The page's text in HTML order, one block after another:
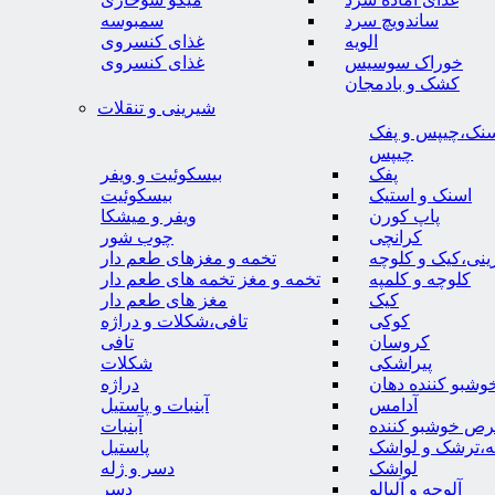
ساندویچ سرد
الویه
خوراک سوسیس
کشک و بادمجان
سمبوسه
غذای کنسروی
غذای کنسروی
شیرینی و تنقلات
و پفک
چیپس
پفک
اسنک و استیک
پاپ کورن
کرانچی
و کلوچه
کلوچه و کلمپه
کیک
کوکی
کروسان
پیراشکی
کننده دهان
آدامس
خوشبو کننده
و لواشک
لواشک
آلوچه و آلبالو
بیسکوئیت و ویفر
بیسکوئیت
ویفر و میشکا
چوب شور
تخمه و مغزهای طعم دار
تخمه و مغز تخمه های طعم دار
مغز های طعم دار
تافی،شکلات و دراژه
تافی
شکلات
دراژه
آبنبات و پاستیل
آبنبات
پاستیل
دسر و ژله
دسر